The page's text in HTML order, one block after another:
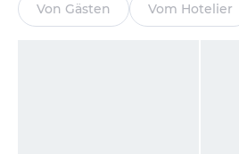
Von Gästen Vom Hotelier